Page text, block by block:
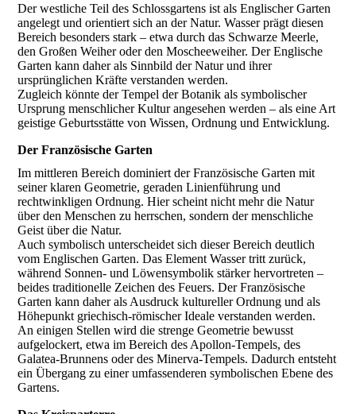
Der westliche Teil des Schlossgartens ist als Englischer Garten
angelegt und orientiert sich an der Natur. Wasser prägt diesen
Bereich besonders stark – etwa durch das Schwarze Meerle,
den Großen Weiher oder den Moscheeweiher. Der Englische
Garten kann daher als Sinnbild der Natur und ihrer
ursprünglichen Kräfte verstanden werden.
Zugleich könnte der Tempel der Botanik als symbolischer
Ursprung menschlicher Kultur angesehen werden – als eine Art
geistige Geburtsstätte von Wissen, Ordnung und Entwicklung.
Der Französische Garten
Im mittleren Bereich dominiert der Französische Garten mit
seiner klaren Geometrie, geraden Linienführung und
rechtwinkligen Ordnung. Hier scheint nicht mehr die Natur
über den Menschen zu herrschen, sondern der menschliche
Geist über die Natur.
Auch symbolisch unterscheidet sich dieser Bereich deutlich
vom Englischen Garten. Das Element Wasser tritt zurück,
während Sonnen- und Löwensymbolik stärker hervortreten –
beides traditionelle Zeichen des Feuers. Der Französische
Garten kann daher als Ausdruck kultureller Ordnung und als
Höhepunkt griechisch-römischer Ideale verstanden werden.
An einigen Stellen wird die strenge Geometrie bewusst
aufgelockert, etwa im Bereich des Apollon-Tempels, des
Galatea-Brunnens oder des Minerva-Tempels. Dadurch entsteht
ein Übergang zu einer umfassenderen symbolischen Ebene des
Gartens.